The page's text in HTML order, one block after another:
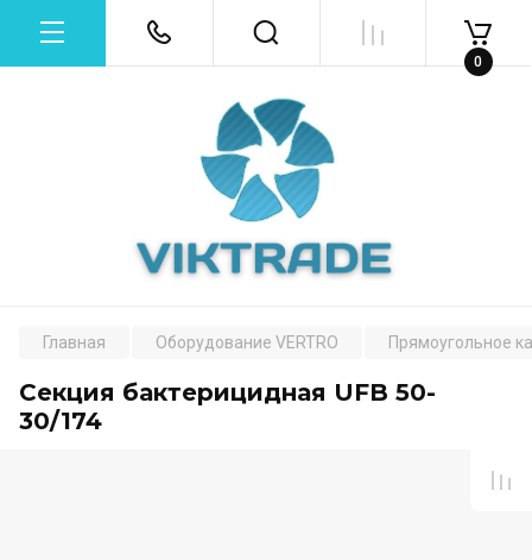
0
Главная Оборудование VERTRO Прямоугольное
Секция бактерицидная UFB 50-
30/174